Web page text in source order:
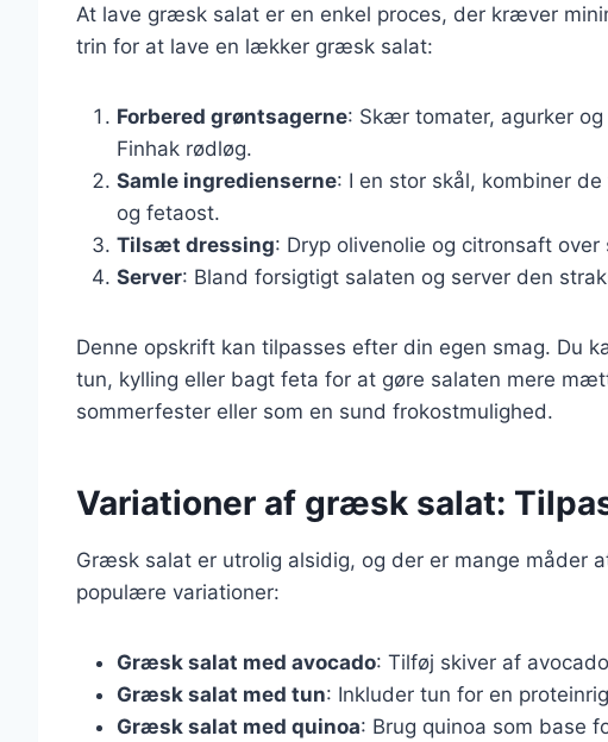
At lave græsk salat er en enkel proces, der kræver
trin for at lave en lækker græsk salat:
Forbered grøntsagerne: Skær tomater, agurker
Finhak rødløg.
Samle ingredienserne: I en stor skål, kombiner
og fetaost.
Tilsæt dressing: Dryp olivenolie og citronsaft
Server: Bland forsigtigt salaten og server den
Denne opskrift kan tilpasses efter din egen smag. Du
tun, kylling eller bagt feta for at gøre salaten mere
sommerfester eller som en sund frokostmulighed.
Variationer af græsk salat:
Græsk salat er utrolig alsidig, og der er mange måder
populære variationer:
Græsk salat med avocado: Tilføj skiver af
Græsk salat med tun: Inkluder tun for en
Græsk salat med quinoa: Brug quinoa som base